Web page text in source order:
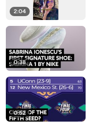
2:04
0:38
0:52